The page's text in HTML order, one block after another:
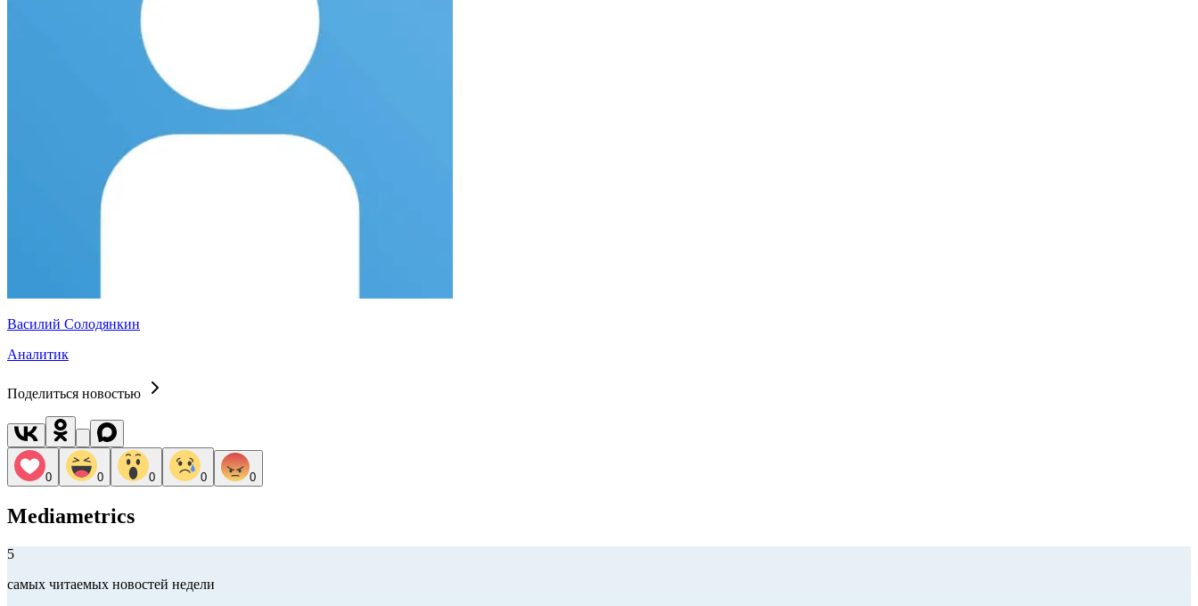
Василий Солодянкин
Аналитик
Поделиться новостью
0 0 0 0 0
Mediametrics
5
самых читаемых новостей недели